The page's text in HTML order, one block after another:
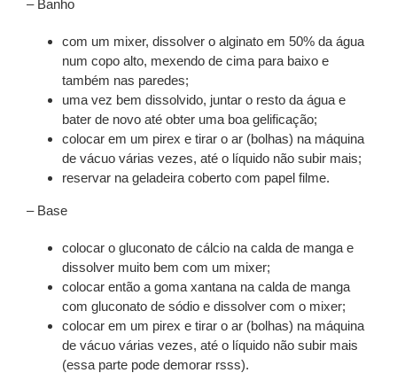
– Banho
com um mixer, dissolver o alginato em 50% da água
num copo alto, mexendo de cima para baixo e
também nas paredes;
uma vez bem dissolvido, juntar o resto da água e
bater de novo até obter uma boa gelificação;
colocar em um pirex e tirar o ar (bolhas) na máquina
de vácuo várias vezes, até o líquido não subir mais;
reservar na geladeira coberto com papel filme.
– Base
colocar o gluconato de cálcio na calda de manga e
dissolver muito bem com um mixer;
colocar então a goma xantana na calda de manga
com gluconato de sódio e dissolver com o mixer;
colocar em um pirex e tirar o ar (bolhas) na máquina
de vácuo várias vezes, até o líquido não subir mais
(essa parte pode demorar rsss).